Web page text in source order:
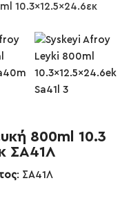
800ml 10.3
ΣΑ41Λ
: ΣΑ41Λ